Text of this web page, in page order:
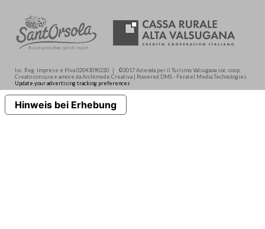
Isc. Reg. Imprese e P.Iva 02043090220 | ©2017 Azienda per il Turismo Valsugana soc. coop.
Creato con cura e amore da Archimede.Creativa | Powered DMS - Feratel Media Technologies
Update your advertising tracking preferences
Hinweis bei Erhebung